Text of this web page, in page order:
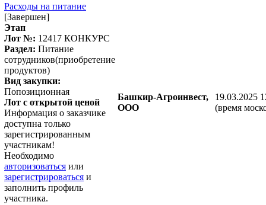
Расходы на питание
[Завершен]
Этап
Лот №: 12417 КОНКУРС
Раздел: Питание
сотрудников(приобретение
продуктов)
Вид закупки:
Попозиционная
Лот с открытой ценой
Информация о заказчике
доступна только
зарегистрированным
участникам!
Необходимо
авторизоваться или
зарегистрироваться и
заполнить профиль
участника.
Башкир-Агроинвест,
ООО
19.03.2025
(время